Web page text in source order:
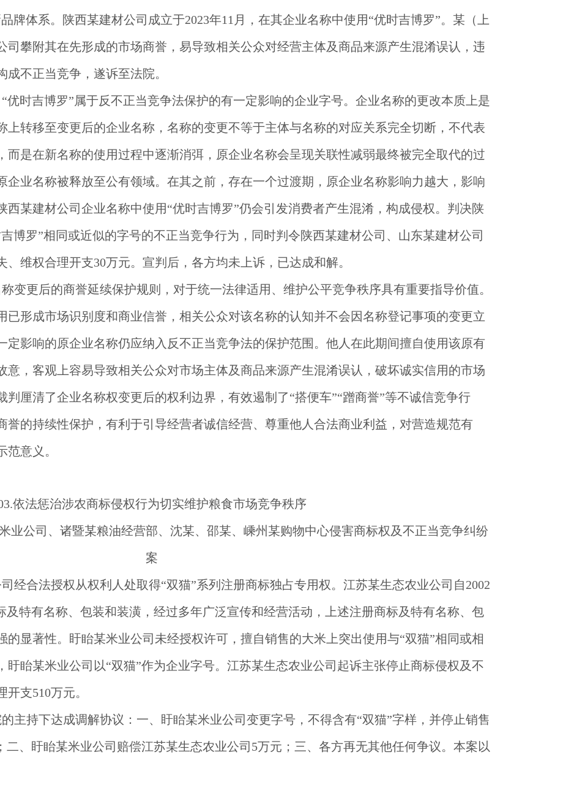
牌体系。陕西某建材公司成立于2023年11月，在其企业名称中使用“优时吉博罗”。某（上
司攀附其在先形成的市场商誉，易导致相关公众对经营主体及商品来源产生混淆误认，违
不正当竞争，遂诉至法院。
优时吉博罗”属于反不正当竞争法保护的有一定影响的企业字号。企业名称的更改本质上是
上转移至变更后的企业名称，名称的变更不等于主体与名称的对应关系完全切断，不代表
而是在新名称的使用过程中逐渐消弭，原企业名称会呈现关联性减弱最终被完全取代的过
企业名称被释放至公有领域。在其之前，存在一个过渡期，原企业名称影响力越大，影响
西某建材公司企业名称中使用“优时吉博罗”仍会引发消费者产生混淆，构成侵权。判决陕
博罗”相同或近似的字号的不正当竞争行为，同时判令陕西某建材公司、山东某建材公司
维权合理开支30万元。宣判后，各方均未上诉，已达成和解。
变更后的商誉延续保护规则，对于统一法律适用、维护公平竞争秩序具有重要指导价值。
已形成市场识别度和商业信誉，相关公众对该名称的认知并不会因名称登记事项的变更立
定影响的原企业名称仍应纳入反不正当竞争法的保护范围。他人在此期间擅自使用该原有
意，客观上容易导致相关公众对市场主体及商品来源产生混淆误认，破坏诚实信用的市场
厘清了企业名称权变更后的权利边界，有效遏制了“搭便车”“蹭商誉”等不诚信竞争行
誉的持续性保护，有利于引导经营者诚信经营、尊重他人合法商业利益，对营造规范有
意义。
.依法惩治涉农商标侵权行为切实维护粮食市场竞争秩序
公司、诸暨某粮油经营部、沈某、邵某、嵊州某购物中心侵害商标权及不正当竞争纠纷
案
经合法授权从权利人处取得“双猫”系列注册商标独占专用权。江苏某生态农业公司自2002
及特有名称、包装和装潢，经过多年广泛宣传和经营活动，上述注册商标及特有名称、包
的显著性。盱眙某米业公司未经授权许可，擅自销售的大米上突出使用与“双猫”相同或相
盱眙某米业公司以“双猫”作为企业字号。江苏某生态农业公司起诉主张停止商标侵权及不
支510万元。
主持下达成调解协议：一、盱眙某米业公司变更字号，不得含有“双猫”字样，并停止销售
二、盱眙某米业公司赔偿江苏某生态农业公司5万元；三、各方再无其他任何争议。本案以